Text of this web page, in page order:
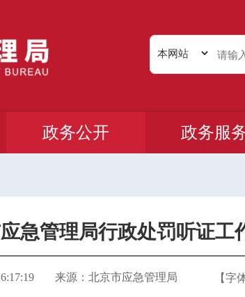
政务公开 政务服
急管理局行政处罚听证工
来源：北京市应急管理局 【字